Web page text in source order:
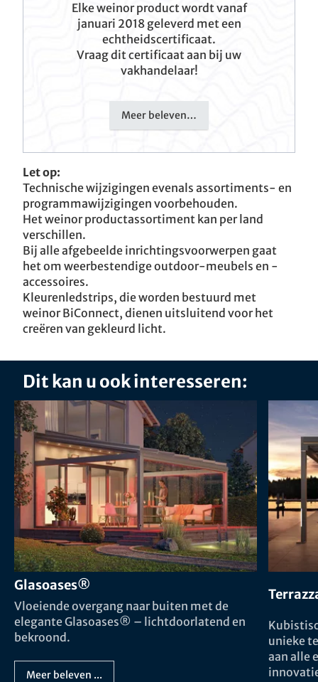
Elke weinor product wordt vanaf
januari 2018 geleverd met een
echtheidscertificaat.
Vraag dit certificaat aan bij uw
vakhandelaar!
Meer beleven…
Let op:
Technische wijzigingen evenals assortiments- en
programmawijzigingen voorbehouden.
Het weinor productassortiment kan per land
verschillen.
Bij alle afgebeelde inrichtingsvoorwerpen gaat
het om weerbestendige outdoor-meubels en -
accessoires.
Kleurenledstrips, die worden bestuurd met
weinor BiConnect, dienen uitsluitend voor het
creëren van gekleurd licht.
Dit kan u ook interesseren:
Glasoases®
Vloeiende overgang naar buiten met de
elegante Glasoases® – lichtdoorlatend en
bekroond.
Meer beleven ...
unieke
aan alle